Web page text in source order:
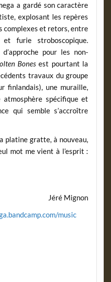
a gardé son caractère
explosant les repères
complexes et retors, entre
et furie stroboscopique.
pour les non-
Bonesest pourtant la
travaux du groupe
finlandais), une muraille,
spécifique et
qui semble s’accroître
platine gratte, à nouveau,
mot me vient à l’esprit :
Jéré Mignon
music